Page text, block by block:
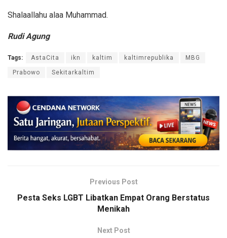
Shalaallahu alaa Muhammad.
Rudi Agung
Tags: AstaCita ikn kaltim kaltimrepublika MBG
Prabowo Sekitarkaltim
Previous Post
Pesta Seks LGBT Libatkan Empat Orang Berstatus
Menikah
Next Post